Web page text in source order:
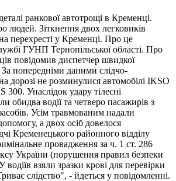
ранкової автотрощі в Кременці.
людей. Зіткнення двох легковиків
перехресті у Кременці. Про це
ГУНП Тернопільської області. Про
повідомив диспетчер швидкої
попередніми даними слідчо-
дорозі не розминулися автомобілі IKSO
300. Унаслідок удару тілесні
обидва водії та четверо пасажирів з
Усім травмованим надали
а двох осіб довелося
Кременецького районного відділу
провадження за ч. 1 ст. 286
України (порушення правил безпеки
взяли зразки крові для перевірки
слідство", - йдеться у повідомленні.